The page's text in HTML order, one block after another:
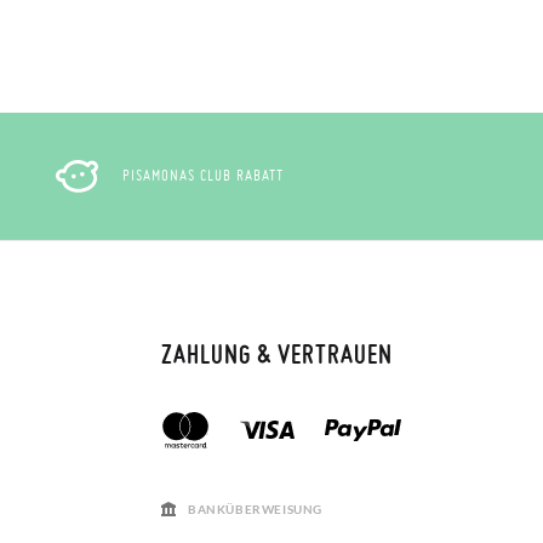
PISAMONAS CLUB RABATT
ZAHLUNG & VERTRAUEN
BANKÜBERWEISUNG